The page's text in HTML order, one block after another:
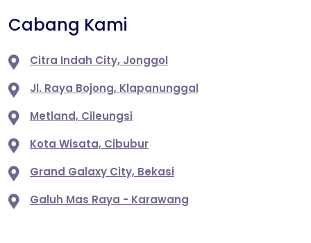
Cabang Kami
Citra Indah City, Jonggol
Jl. Raya Bojong, Klapanunggal
Metland, Cileungsi
Kota Wisata, Cibubur
Grand Galaxy City, Bekasi
Galuh Mas Raya - Karawang